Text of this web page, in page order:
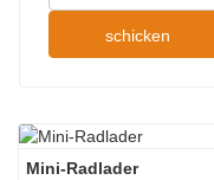
schicken
Mini-Radlader